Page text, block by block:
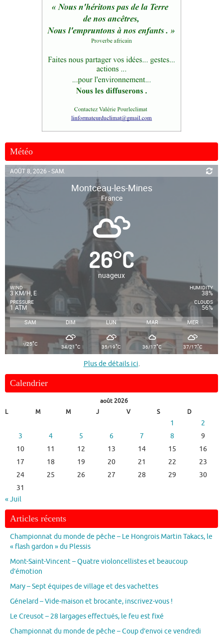
Météo
AOÛT 8, 2026 - SAM.
Montceau-les-Mines
France
26°C
nuageux
WIND
3 KM/H, E
PRESSURE
1 ATM
HUMIDITY
38%
CLOUDS
56%
SAM DIM LUN MAR MER
-/25°C 34/21°C 35/19°C 36/17°C 37/17°C
Plus de détails ici.
Calendrier
août 2026
L
M M J V S D
1
2
3
4 5 6 7 8
9
10
11 12 13 14 15
16
17
18 19 20 21 22
23
24
25 26 27 28 29
30
31
« Juil
Articles récents
Championnat du monde de pêche – Le Hongrois Martin Takacs, le
« flash gardon » du Plessis
Mont-Saint-Vincent – Quatre violoncellistes et beaucoup
d’émotion
Mary – Sept équipes de village et des vachettes
Génelard – Vide-maison et brocante, inscrivez-vous !
Le Creusot – 28 largages effectués, le feu est fixé
Championnat du monde de pêche – Coup d’envoi ce vendredi